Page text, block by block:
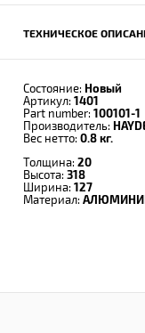
ТЕХНИЧЕСКОЕ
Состояние: Новый
Артикул: 1401
Part number: 100101-1
Производитель:
Вес нетто: 0.8 кг.
Толщина: 20
Высота: 318
Ширина: 127
Материал: